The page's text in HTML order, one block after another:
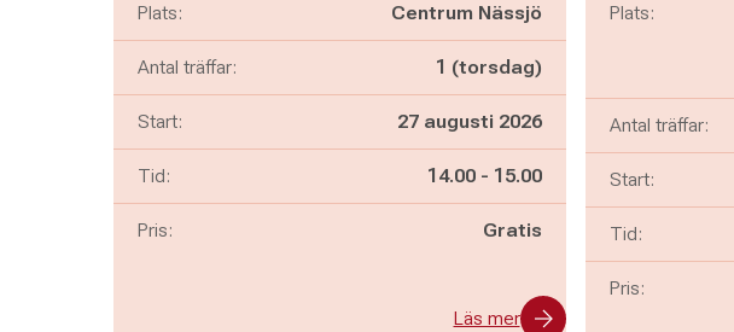
Plats: Centrum Nässjö
Antal träffar: 1 (torsdag)
Start: 27 augusti 2026
Tid: Pågår mellan
14.00 - och
15.00
Pris: Gratis
Läs mer
Plats:
Antal träffar:
Start:
Tid:
Pris: